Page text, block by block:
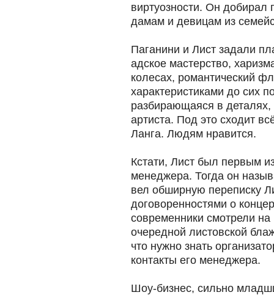
виртуозности. Он
дамам и девицам из
Паганини и Лист задали
адское мастерство,
колесах, романтический
характеристиками до сих
разбирающаяся в
артиста. Под это сходит
Ланга. Людям нравится.
Кстати, Лист был первым
менеджера. Тогда он
вел обширную переписку
договоренностями о
современники смотрели на
очередной листовской
что нужно знать
контакты его менеджера.
Шоу-бизнес, сильно